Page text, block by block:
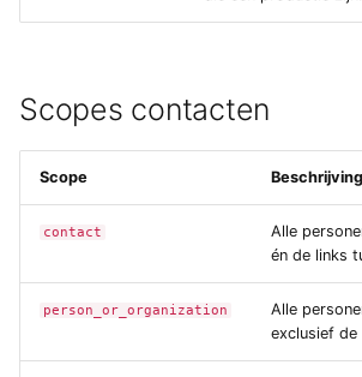
n
functionaliteit
Audit
Universe
Yesplan 24, jun 2018
Yesplan 1.23, nov 2017
Yesplan 1.21, nov 2016
Yesplan 1.20, jul 2016
Scopes contacten
Scope Beschrijving
contact
Alle
én de links
person_or_organization
Alle
exclusief de